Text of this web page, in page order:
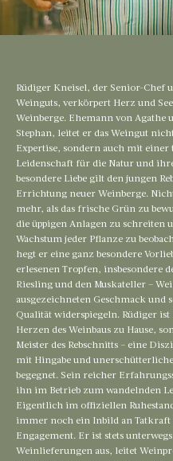
Rüdiger Kneisel, der Senior-Chef
Weinguts, verkörpert Herz und
Weinberge. Ehemann von Agathe
Stephan, leitet er das Weingut
Expertise, sondern auch mit einer
Leidenschaft für die Natur und
besondere Liebe gilt den jungen
Errichtung neuer Weinberge.
mehr, als das frische Grün zu
die üppigen Anlagen zu schreiten
Wachstum jeder Pflanze zu
hegt er eine ganz besondere
erlesenen Tropfen, insbesondere
Riesling und den Muskateller –
ausgezeichneten Geschmack und
Qualität widerspiegeln. Rüdiger
Herzen des Weinbaus zu Hause,
Meister des Rebschnitts – eine
mit Hingabe und
begegnet. Sein reicher
ihn im Betrieb zum wandelnden
Eigentlich im offiziellen
immer noch ein Inbild an Tatkraft
Engagement. Er ist stets
Weinlieferungen aus, leitet